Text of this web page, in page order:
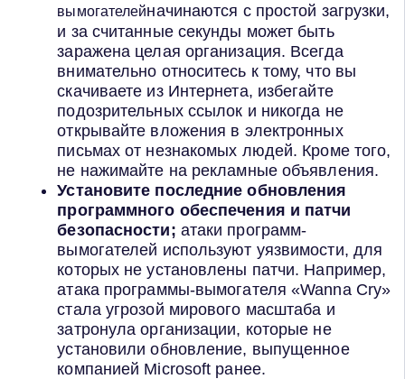
вымогателейначинаются с простой загрузки,
и за считанные секунды может быть
заражена целая организация. Всегда
внимательно относитесь к тому, что вы
скачиваете из Интернета, избегайте
подозрительных ссылок и никогда не
открывайте вложения в электронных
письмах от незнакомых людей. Кроме того,
не нажимайте на рекламные объявления.
Установите последние обновления
программного обеспечения и патчи
безопасности; атаки программ-
вымогателей используют уязвимости, для
которых не установлены патчи. Например,
атака программы-вымогателя «Wanna Cry»
стала угрозой мирового масштаба и
затронула организации, которые не
установили обновление, выпущенное
компанией Microsoft ранее.